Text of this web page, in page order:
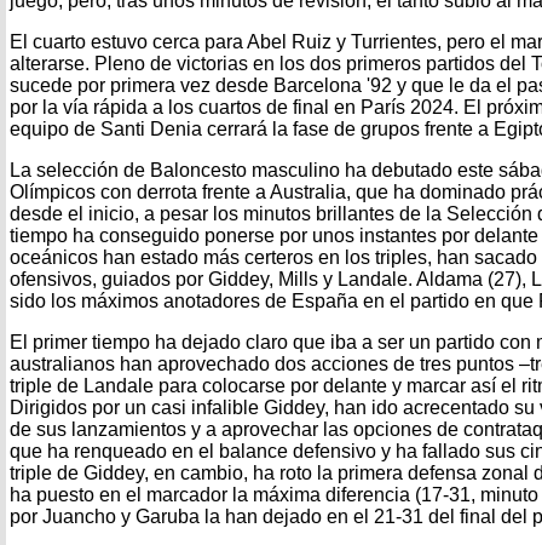
El cuarto estuvo cerca para Abel Ruiz y Turrientes, pero el
alterarse. Pleno de victorias en los dos primeros partidos del
sucede por primera vez desde Barcelona '92 y que le da el
por la vía rápida a los cuartos de final en París 2024. El
equipo de Santi Denia cerrará la fase de grupos frente a
La selección de Baloncesto masculino ha debutado este
Olímpicos con derrota frente a Australia, que ha dominado
desde el inicio, a pesar los minutos brillantes de la Selección
tiempo ha conseguido ponerse por unos instantes por
oceánicos han estado más certeros en los triples, han
ofensivos, guiados por Giddey, Mills y Landale. Aldama (27),
sido los máximos anotadores de España en el partido en que
El primer tiempo ha dejado claro que iba a ser un partido con
australianos han aprovechado dos acciones de tres puntos
triple de Landale para colocarse por delante y marcar así el
Dirigidos por un casi infalible Giddey, han ido acrecentado
de sus lanzamientos y a aprovechar las opciones de
que ha renqueado en el balance defensivo y ha fallado sus
triple de Giddey, en cambio, ha roto la primera defensa zonal
ha puesto en el marcador la máxima diferencia (17-31,
por Juancho y Garuba la han dejado en el 21-31 del final del